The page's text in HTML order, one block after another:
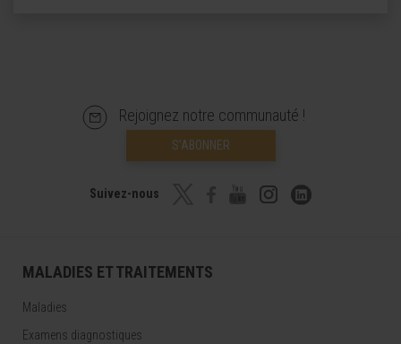
Rejoignez notre communauté !
S’ABONNER
Suivez-nous
MALADIES ET TRAITEMENTS
Maladies
Examens diagnostiques